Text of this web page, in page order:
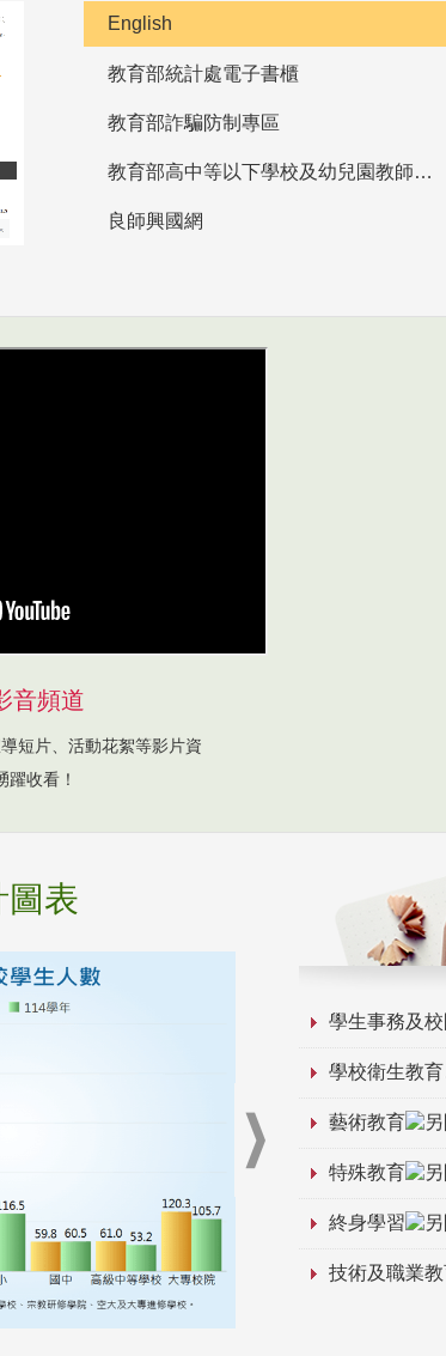
English
教育部統計處電子書櫃
教育部詐騙防制專區
教育部高中等以下學校及幼兒園教師資格檢定考試
良師興國網
音頻道
短片、活動花絮等影片資
躍收看！
圖表
學生事務及
學校衛生教育
藝術教育
特殊教育
終身學習
技術及職業